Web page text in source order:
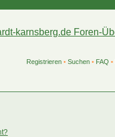
Registrieren• Suchen• FAQ •